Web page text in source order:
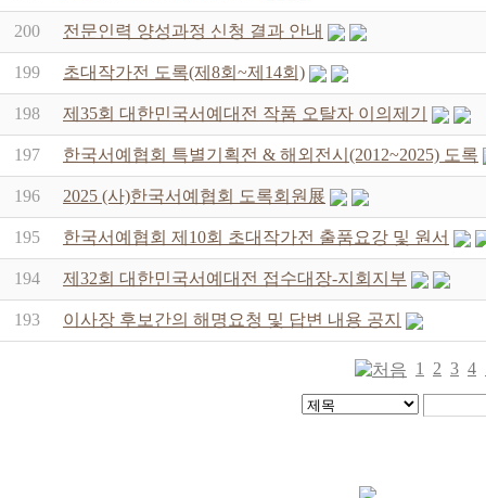
200 전문인력 양성과정 신청 결과 안내
199 초대작가전 도록(제8회~제14회)
198 제35회 대한민국서예대전 작품 오탈자 이의제기
197 한국서예협회 특별기획전 & 해외전시(2012~2025) 도록
196 2025 (사)한국서예협회 도록회원展
195 한국서예협회 제10회 초대작가전 출품요강 및 원서
194 제32회 대한민국서예대전 접수대장-지회지부
193 이사장 후보간의 해명요청 및 답변 내용 공지
1 2 3 4